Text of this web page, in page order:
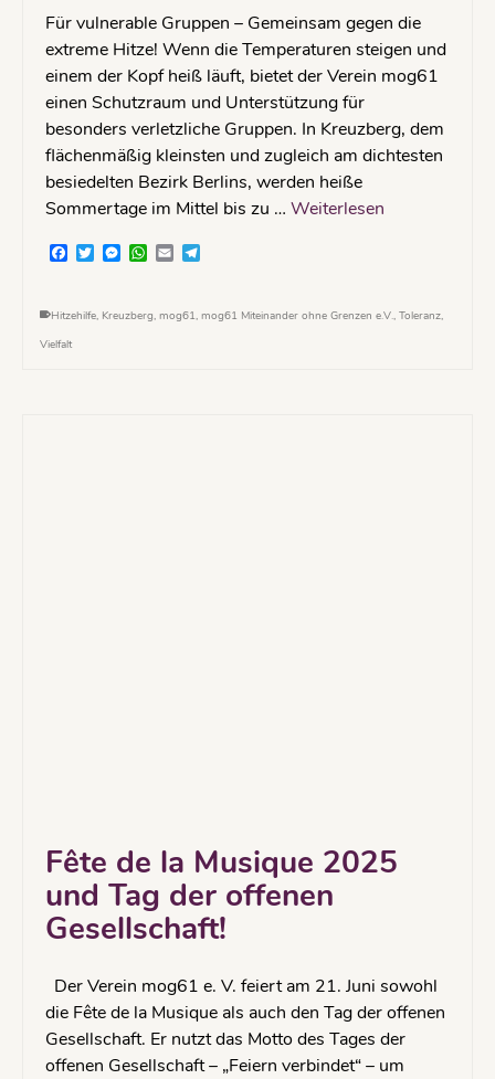
Für vulnerable Gruppen – Gemeinsam gegen die
extreme Hitze! Wenn die Temperaturen steigen und
einem der Kopf heiß läuft, bietet der Verein mog61
einen Schutzraum und Unterstützung für
besonders verletzliche Gruppen. In Kreuzberg, dem
flächenmäßig kleinsten und zugleich am dichtesten
besiedelten Bezirk Berlins, werden heiße
Sommertage im Mittel bis zu … Weiterlesen
Facebook
TwitterMessenger
WhatsApp
Email
Hitzehilfe, Kreuzberg, mog61, mog61 Miteinander ohne Grenzen e.V., Toleranz,
Vielfalt
Fête de la Musique 2025
und Tag der offenen
Gesellschaft!
Der Verein mog61 e. V. feiert am 21. Juni sowohl
die Fête de la Musique als auch den Tag der offenen
Gesellschaft. Er nutzt das Motto des Tages der
offenen Gesellschaft – „Feiern verbindet“ – um